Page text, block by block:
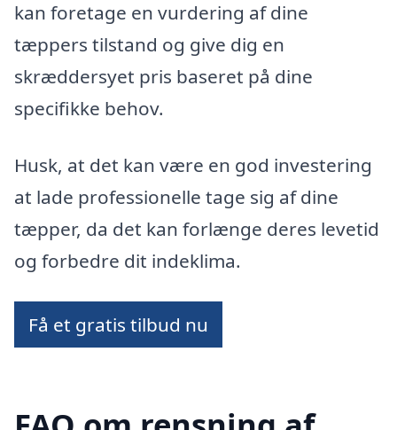
kan foretage en vurdering af dine
tæppers tilstand og give dig en
skræddersyet pris baseret på dine
specifikke behov.
Husk, at det kan være en god investering
at lade professionelle tage sig af dine
tæpper, da det kan forlænge deres levetid
og forbedre dit indeklima.
Få et gratis tilbud nu